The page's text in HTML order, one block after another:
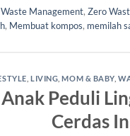
Waste Management, Zero
, Membuat kompos, memilah
LIVING ,MOM & BABY ,
Peduli
Cerdas